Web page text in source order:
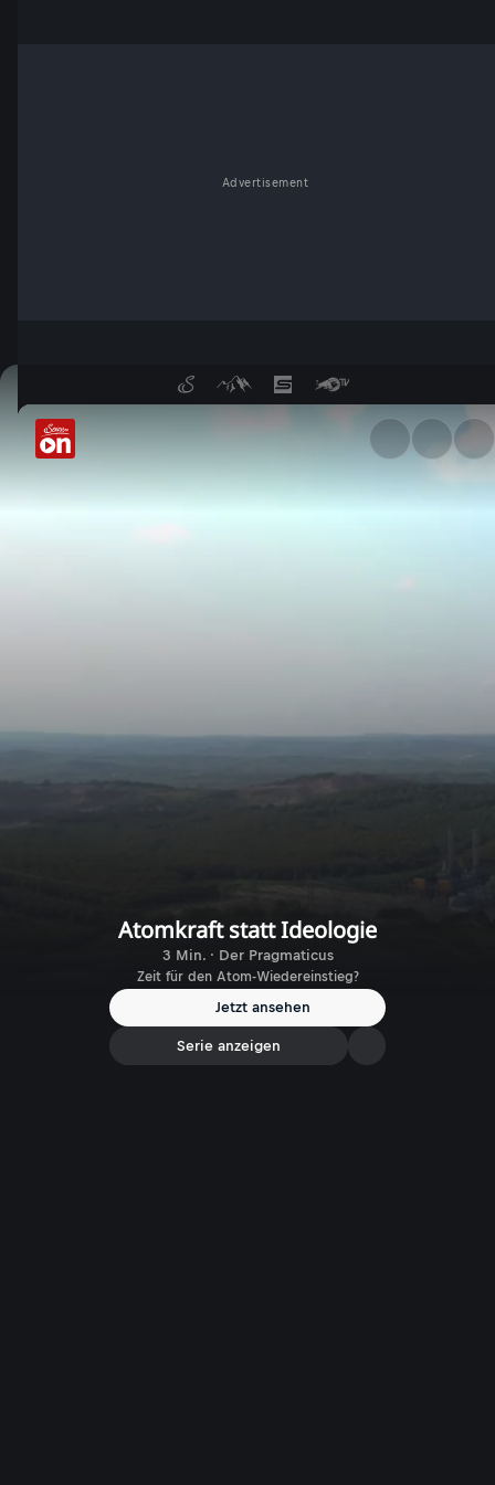
Advertisement
Atomkraft statt Ideologie -
Atomkraft statt Ideologie
3 Min. · Der Pragmaticus
Zeit für den Atom-Wiedereinstieg?
Jetzt ansehen
Serie anzeigen